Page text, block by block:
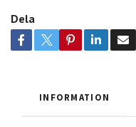
Dela
INFORMATION